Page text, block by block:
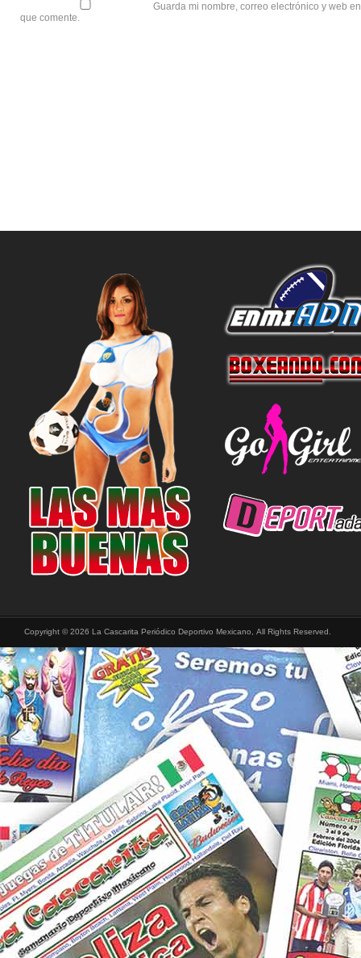
Guarda mi nombre, correo electrónico y web
que comente.
Copyright © 2026 La Cascarita Periódico Deportivo Mexicano, All Rights Reserved.